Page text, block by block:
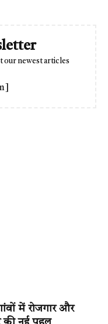
our newest articles
में रोजगार और